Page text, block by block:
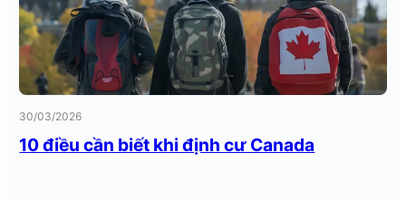
30/03/2026
10 điều cần biết khi định cư Canada